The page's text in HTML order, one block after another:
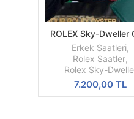
EKLE
ROLEX Sky-Dweller
Beyaz Kadran Sarı
Erkek Saati
Erkek Saatleri,
Rolex Saatler,
Rolex Sky-
7.200,00TL